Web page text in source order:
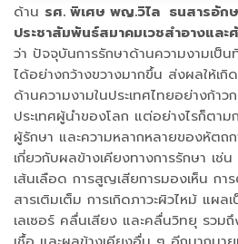
ด้าน รศ. พิเศษ พญ.วิไล ธนสารอัก
ประชาสัมพันธ์สมาคมเวชสำอางแล
ว่า ปัจจุบันการรักษาด้านความงามเป็น
ได้อย่างกว้างขวางมากขึ้น ส่งผลให้เ
ด้านความงามในประเทศไทยอย่างก้าว
ประเทศผู้นำของโลก แต่อย่างไรก็ตา
ผู้รักษา และความหลากหลายของหัตถ
เกี่ยวกับผลข้างเคียงทางการรักษา เช่
เส้นเลือด การสูญเสียการมองเห็น กา
สารเติมเต็ม การเกิดภาวะผิวไหม้ แผล
เลเซอร์ คลื่นเสียง และคลื่นวิทยุ รวม